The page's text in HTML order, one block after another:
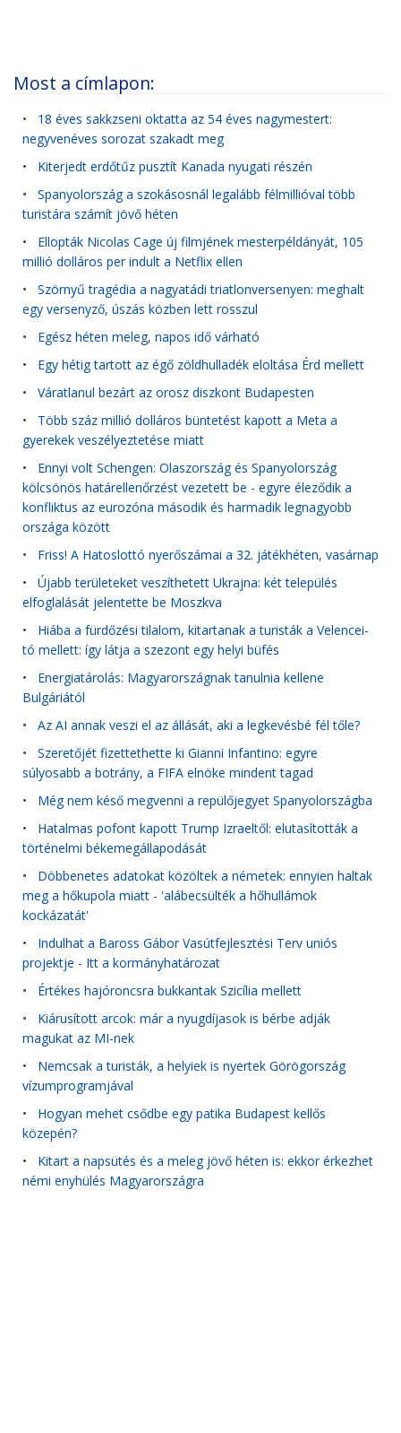
Most a címlapon:
• 18 éves sakkzseni oktatta az 54 éves nagymestert:
negyvenéves sorozat szakadt meg
• Kiterjedt erdőtűz pusztít Kanada nyugati részén
• Spanyolország a szokásosnál legalább félmillióval több
turistára számít jövő héten
• Ellopták Nicolas Cage új filmjének mesterpéldányát, 105
millió dolláros per indult a Netflix ellen
• Szörnyű tragédia a nagyatádi triatlonversenyen: meghalt
egy versenyző, úszás közben lett rosszul
• Egész héten meleg, napos idő várható
• Egy hétig tartott az égő zöldhulladék eloltása Érd mellett
• Váratlanul bezárt az orosz diszkont Budapesten
• Több száz millió dolláros büntetést kapott a Meta a
gyerekek veszélyeztetése miatt
• Ennyi volt Schengen: Olaszország és Spanyolország
kölcsönös határellenőrzést vezetett be - egyre éleződik a
konfliktus az eurozóna második és harmadik legnagyobb
országa között
• Friss! A Hatoslottó nyerőszámai a 32. játékhéten, vasárnap
• Újabb területeket veszíthetett Ukrajna: két település
elfoglalását jelentette be Moszkva
• Hiába a fürdőzési tilalom, kitartanak a turisták a Velencei-
tó mellett: így látja a szezont egy helyi büfés
• Energiatárolás: Magyarországnak tanulnia kellene
Bulgáriától
• Az AI annak veszi el az állását, aki a legkevésbé fél tőle?
• Szeretőjét fizettethette ki Gianni Infantino: egyre
súlyosabb a botrány, a FIFA elnöke mindent tagad
• Még nem késő megvenni a repülőjegyet Spanyolországba
• Hatalmas pofont kapott Trump Izraeltől: elutasították a
történelmi békemegállapodását
• Döbbenetes adatokat közöltek a németek: ennyien haltak
meg a hőkupola miatt - 'alábecsülték a hőhullámok
kockázatát'
• Indulhat a Baross Gábor Vasútfejlesztési Terv uniós
projektje - Itt a kormányhatározat
• Értékes hajóroncsra bukkantak Szicília mellett
• Kiárusított arcok: már a nyugdíjasok is bérbe adják
magukat az MI-nek
• Nemcsak a turisták, a helyiek is nyertek Görögország
vízumprogramjával
• Hogyan mehet csődbe egy patika Budapest kellős
közepén?
• Kitart a napsütés és a meleg jövő héten is: ekkor érkezhet
némi enyhülés Magyarországra